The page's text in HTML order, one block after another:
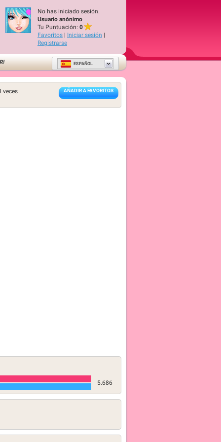
No has iniciado sesión.
Usuario anónimo
Tu Puntuación: 0
Favoritos | Iniciar sesión |
Registrarse
ESPAÑOL
AÑADIR A FAVORITOS
veces
5.686